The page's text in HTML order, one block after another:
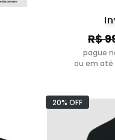
R$
pague
ou em até
20% OFF